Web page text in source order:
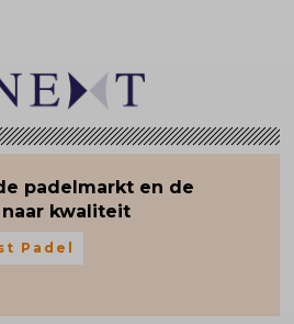
padelmarkt en de
kwaliteit
Padel